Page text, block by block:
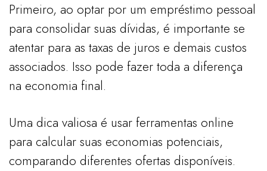
Primeiro, ao optar por um empréstimo pessoal
para consolidar suas dívidas, é importante se
atentar para as taxas de juros e demais custos
associados. Isso pode fazer toda a diferença
na economia final.
Uma dica valiosa é usar ferramentas online
para calcular suas economias potenciais,
comparando diferentes ofertas disponíveis.